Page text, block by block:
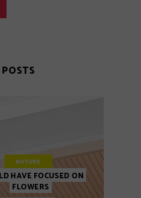
NATURE
HAVE FOCUSED ON
FLOWERS